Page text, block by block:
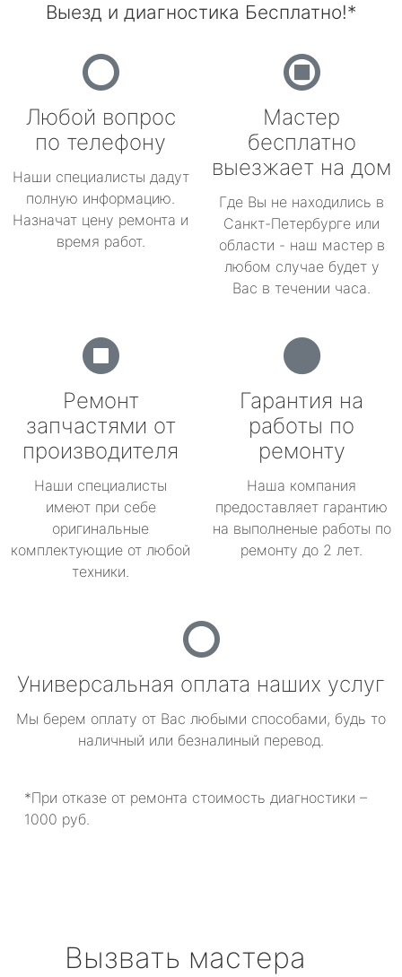
Выезд и диагностика Бесплатно!*
Любой вопрос
по телефону
Наши специалисты дадут
полную информацию.
Назначат цену ремонта и
время работ.
Мастер
бесплатно
выезжает на дом
Где Вы не находились в
Санкт-Петербурге или
области - наш мастер в
любом случае будет у
Вас в течении часа.
Ремонт
запчастями от
производителя
Наши специалисты
имеют при себе
оригинальные
комплектующие от любой
техники.
Гарантия на
работы по
ремонту
Наша компания
предоставляет гарантию
на выполненые работы по
ремонту до 2 лет.
Универсальная оплата наших услуг
Мы берем оплату от Вас любыми способами, будь то
наличный или безналиный перевод.
*При отказе от ремонта стоимость диагностики –
1000 руб.
Вызвать мастера